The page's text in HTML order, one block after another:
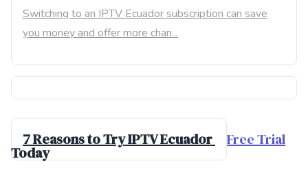
Switching to an IPTV Ecuador subscription can save
you money and offer more chan...
7 Reasons to Try IPTV Ecuador Free Trial
Today